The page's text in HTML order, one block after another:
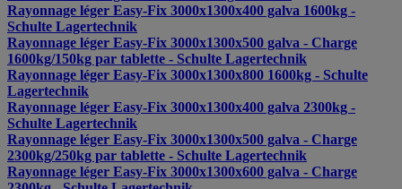
Rayonnage léger Easy-Fix 3000x1300x400 galva 1600kg -
Schulte Lagertechnik
Rayonnage léger Easy-Fix 3000x1300x500 galva - Charge
1600kg/150kg par tablette - Schulte Lagertechnik
Rayonnage léger Easy-Fix 3000x1300x800 1600kg - Schulte
Lagertechnik
Rayonnage léger Easy-Fix 3000x1300x400 galva 2300kg -
Schulte Lagertechnik
Rayonnage léger Easy-Fix 3000x1300x500 galva - Charge
2300kg/250kg par tablette - Schulte Lagertechnik
Rayonnage léger Easy-Fix 3000x1300x600 galva - Charge